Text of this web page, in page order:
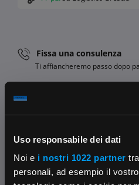
Uso responsabile dei dati
Noi e i nostri 1022 partner
personali, ad esempio il
Fissa una consulenza
Ti affiancheremo passo dopo
Condividi: